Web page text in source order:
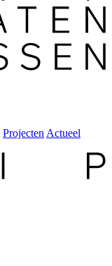
Projecten Actueel